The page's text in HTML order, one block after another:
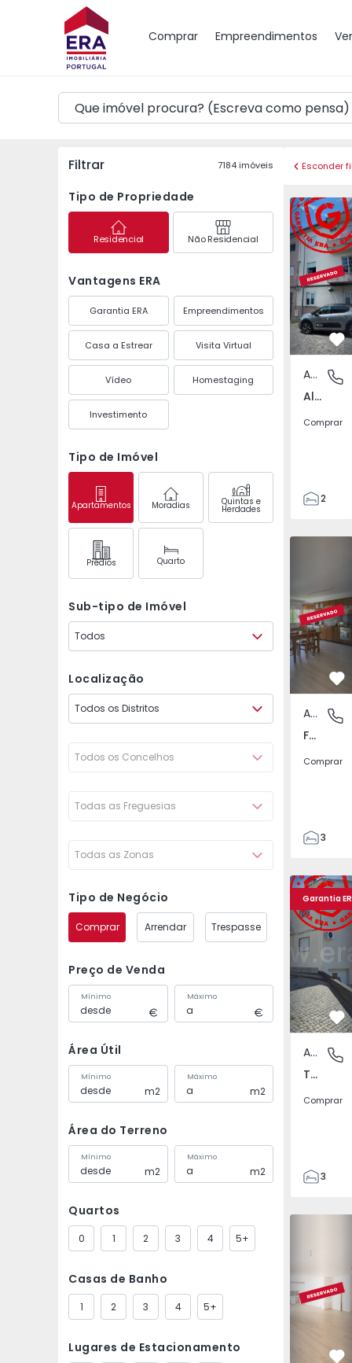
Comprar Empreendimentos
Mapa
Filtrar 7184imóveis
Tipo de Propriedade
Residencial Não Residencial
Vantagens ERA
Garantia ERA Empreendimentos
Casa a Estrear Visita Virtual
Vídeo Homestaging
Investimento
Tipo de Imóvel
Apartamentos Moradias Quintas e
Herdades
Prédios Quarto
Sub-tipo de Imóvel
Todos
Localização
Todos os Distritos
Todos os Concelhos
Todas as Freguesias
Todas as Zonas
Tipo de Negócio
Comprar Arrendar Trespasse
Preço de Venda
Mínimo Máximo
Área Útil
Mínimo
m2
Máximo
m2
Área do Terreno
Mínimo
m2
Máximo
m2
Quartos
0 1 2 3 4 5+
Casas de Banho
1 2 3 4 5+
Lugares de Estacionamento
Esconder
Aldeia
Apartamento
Aldeia de Joanes, Fundão
Comprar
2
68
0
Fundão,
Apartamento
Fundão, Fundão
Comprar
3
117
117
1
2
Garantia
Apartamento T3
Apartamento
Telhado, Castelo Branco
Comprar
3
109